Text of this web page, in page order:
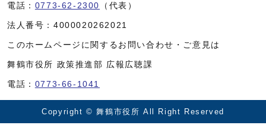
電話： 0773-62-2300 （代表）
法人番号： 4000020262021
このホームページに関するお問い合わせ・ご意見は
舞鶴市役所 政策推進部 広報広聴課
電話： 0773-66-1041
Copyright © 舞鶴市役所 All Right Reserved